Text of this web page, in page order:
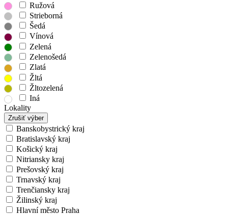
Ružová
Strieborná
Šedá
Vínová
Zelená
Zelenošedá
Zlatá
Žltá
Žltozelená
Iná
Lokality
Zrušiť výber
Banskobystrický kraj
Bratislavský kraj
Košický kraj
Nitriansky kraj
Prešovský kraj
Trnavský kraj
Trenčiansky kraj
Žilinský kraj
Hlavní město Praha